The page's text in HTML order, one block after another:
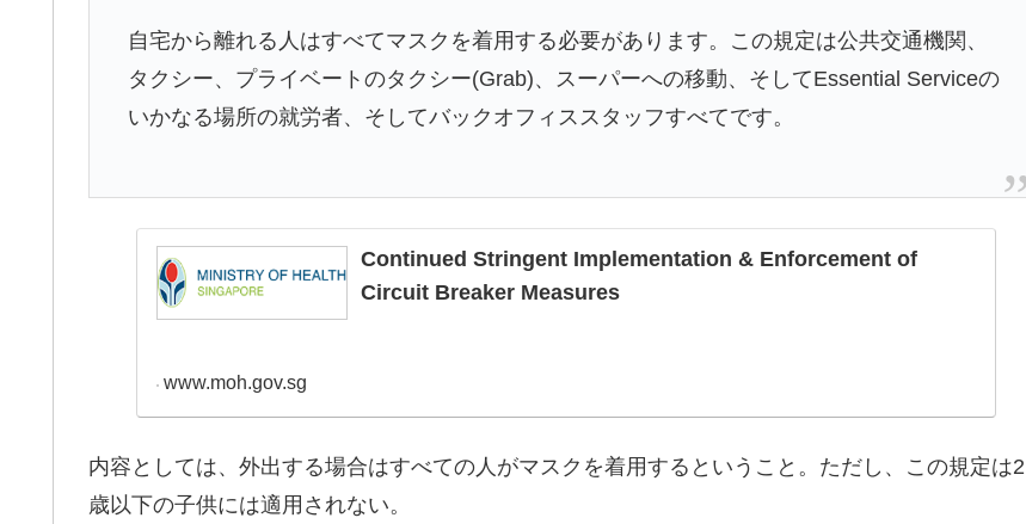
自宅から離れる人はすべてマスクを着用する必要があります。この規定は公共交通機関、
タクシー、プライベートのタクシー(Grab)、スーパーへの移動、そしてEssential Serviceの
いかなる場所の就労者、そしてバックオフィススタッフすべてです。
Continued Stringent Implementation & Enforcement of
Circuit Breaker Measures
www.moh.gov.sg
内容としては、外出する場合はすべての人がマスクを着用するということ。ただし、この規定は2
歳以下の子供には適用されない。